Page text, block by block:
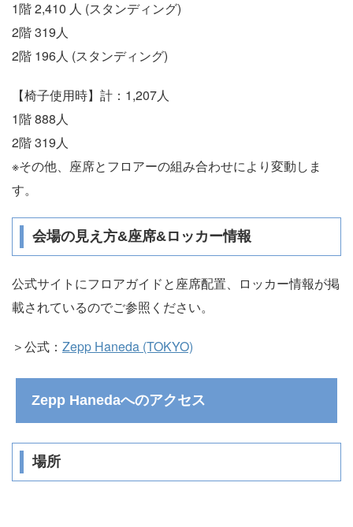
1階 2,410 人 (スタンディング)
2階 319人
2階 196人 (スタンディング)
【椅子使用時】計：1,207人
1階 888人
2階 319人
※その他、座席とフロアーの組み合わせにより変動しま
す。
会場の見え方&座席&ロッカー情報
公式サイトにフロアガイドと座席配置、ロッカー情報が掲
載されているのでご参照ください。
＞公式： Zepp Haneda (TOKYO)
Zepp Hanedaへのアクセス
場所